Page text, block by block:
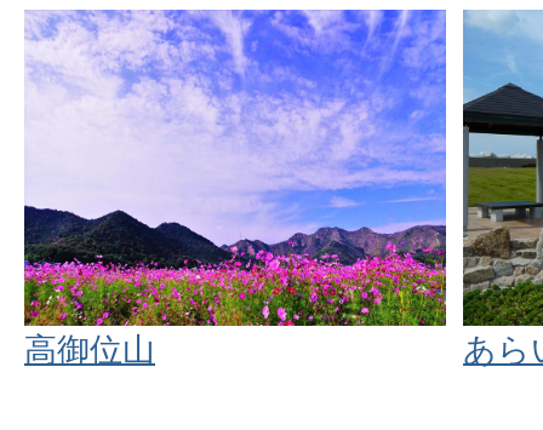
高御位山 あら